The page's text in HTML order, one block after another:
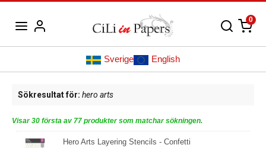
0
Sverige English
Sökresultat för: hero arts
Visar 30 första av 77 produkter som matchar sökningen.
Hero Arts Layering Stencils - Confetti